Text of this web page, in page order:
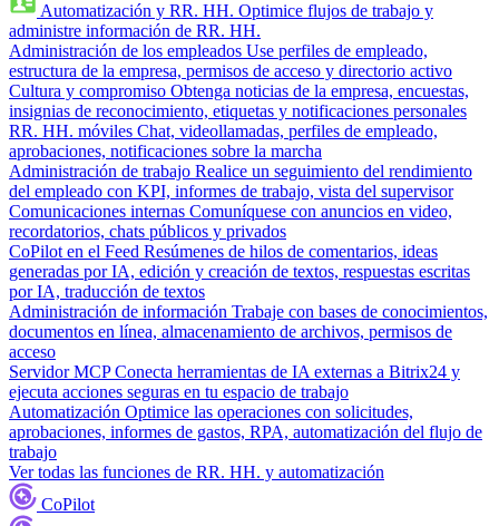
Automatización y RR. HH. Optimice flujos de trabajo y
administre información de RR. HH.
Administración de los empleados Use perfiles de empleado,
estructura de la empresa, permisos de acceso y directorio activo
Cultura y compromiso Obtenga noticias de la empresa, encuestas,
insignias de reconocimiento, etiquetas y notificaciones personales
RR. HH. móviles Chat, videollamadas, perfiles de empleado,
aprobaciones, notificaciones sobre la marcha
Administración de trabajo Realice un seguimiento del rendimiento
del empleado con KPI, informes de trabajo, vista del supervisor
Comunicaciones internas Comuníquese con anuncios en video,
recordatorios, chats públicos y privados
CoPilot en el Feed Resúmenes de hilos de comentarios, ideas
generadas por IA, edición y creación de textos, respuestas escritas
por IA, traducción de textos
Administración de información Trabaje con bases de conocimientos,
documentos en línea, almacenamiento de archivos, permisos de
acceso
Servidor MCP Conecta herramientas de IA externas a Bitrix24 y
ejecuta acciones seguras en tu espacio de trabajo
Automatización Optimice las operaciones con solicitudes,
aprobaciones, informes de gastos, RPA, automatización del flujo de
trabajo
Ver todas las funciones de RR. HH. y automatización
CoPilot